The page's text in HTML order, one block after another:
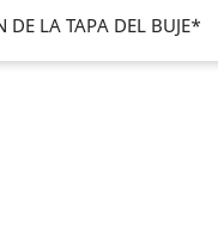
DE LA TAPA DEL BUJE*